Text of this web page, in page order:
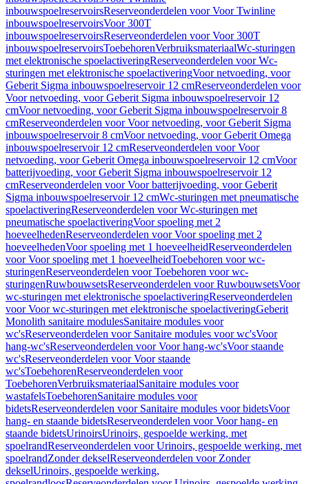
inbouwspoelreservoirsReserveonderdelen voor Voor Twinline
inbouwspoelreservoirsVoor 300T
inbouwspoelreservoirsReserveonderdelen voor Voor 300T
inbouwspoelreservoirsToebehorenVerbruiksmateriaalWc-sturingen
met elektronische spoelactiveringReserveonderdelen voor Wc-
sturingen met elektronische spoelactiveringVoor netvoeding, voor
Geberit Sigma inbouwspoelreservoir 12 cmReserveonderdelen voor
Voor netvoeding, voor Geberit Sigma inbouwspoelreservoir 12
cmVoor netvoeding, voor Geberit Sigma inbouwspoelreservoir 8
cmReserveonderdelen voor Voor netvoeding, voor Geberit Sigma
inbouwspoelreservoir 8 cmVoor netvoeding, voor Geberit Omega
inbouwspoelreservoir 12 cmReserveonderdelen voor Voor
netvoeding, voor Geberit Omega inbouwspoelreservoir 12 cmVoor
batterijvoeding, voor Geberit Sigma inbouwspoelreservoir 12
cmReserveonderdelen voor Voor batterijvoeding, voor Geberit
Sigma inbouwspoelreservoir 12 cmWc-sturingen met pneumatische
spoelactiveringReserveonderdelen voor Wc-sturingen met
pneumatische spoelactiveringVoor spoeling met 2
hoeveelhedenReserveonderdelen voor Voor spoeling met 2
hoeveelhedenVoor spoeling met 1 hoeveelheidReserveonderdelen
voor Voor spoeling met 1 hoeveelheidToebehoren voor wc-
sturingenReserveonderdelen voor Toebehoren voor wc-
sturingenRuwbouwsetsReserveonderdelen voor RuwbouwsetsVoor
wc-sturingen met elektronische spoelactiveringReserveonderdelen
voor Voor wc-sturingen met elektronische spoelactiveringGeberit
Monolith sanitaire modulesSanitaire modules voor
wc'sReserveonderdelen voor Sanitaire modules voor wc'sVoor
hang-wc'sReserveonderdelen voor Voor hang-wc'sVoor staande
wc'sReserveonderdelen voor Voor staande
wc'sToebehorenReserveonderdelen voor
ToebehorenVerbruiksmateriaalSanitaire modules voor
wastafelsToebehorenSanitaire modules voor
bidetsReserveonderdelen voor Sanitaire modules voor bidetsVoor
hang- en staande bidetsReserveonderdelen voor Voor hang- en
staande bidetsUrinoirsUrinoirs, gespoelde werking, met
spoelrandReserveonderdelen voor Urinoirs, gespoelde werking, met
spoelrandZonder dekselReserveonderdelen voor Zonder
dekselUrinoirs, gespoelde werking,